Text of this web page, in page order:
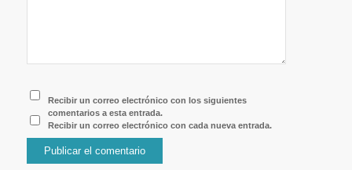
Recibir un correo electrónico con los siguientes
comentarios a esta entrada.
Recibir un correo electrónico con cada nueva entrada.